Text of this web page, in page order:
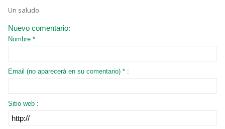
Un saludo.
Nuevo comentario:
Nombre * :
Email (no aparecerá en su comentario) * :
Sitio web :